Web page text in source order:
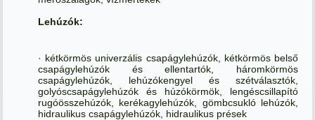
Lehúzók:
· kétkörmös univerzális csapágylehúzók, kétkörmös belső
csapágylehúzók és ellentartók, háromkörmös
csapágylehúzók, lehúzókengyel és szétválasztók,
golyóscsapágylehúzók és húzókörmök, lengéscsillapító
rugóösszehúzók, kerékagylehúzók, gömbcsukló lehúzók,
hidraulikus csapágylehúzók, hidraulikus prések